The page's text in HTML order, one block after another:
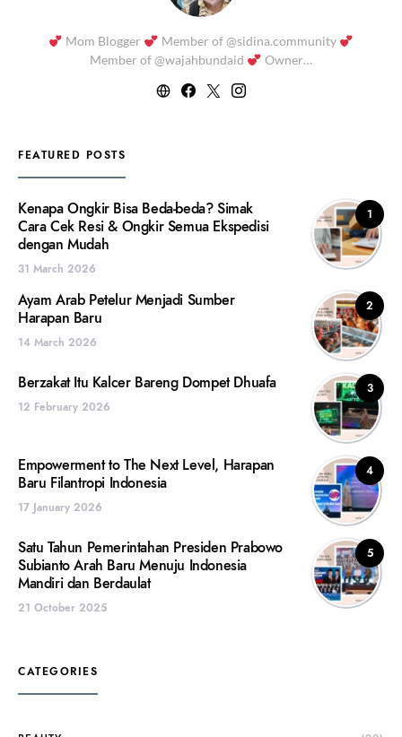
Mom Blogger
Member of @sidina.community
Member of @wajahbundaid
Owner…
FEATURED POSTS
1
Kenapa Ongkir Bisa Beda-beda? Simak
Cara Cek Resi & Ongkir Semua Ekspedisi
dengan Mudah
31 March 2026
2
Ayam Arab Petelur Menjadi Sumber
Harapan Baru
14 March 2026
3
Berzakat Itu Kalcer Bareng Dompet Dhuafa
12 February 2026
4
Empowerment to The Next Level, Harapan
Baru Filantropi Indonesia
17 January 2026
5
Satu Tahun Pemerintahan Presiden Prabowo
Subianto Arah Baru Menuju Indonesia
Mandiri dan Berdaulat
21 October 2025
CATEGORIES